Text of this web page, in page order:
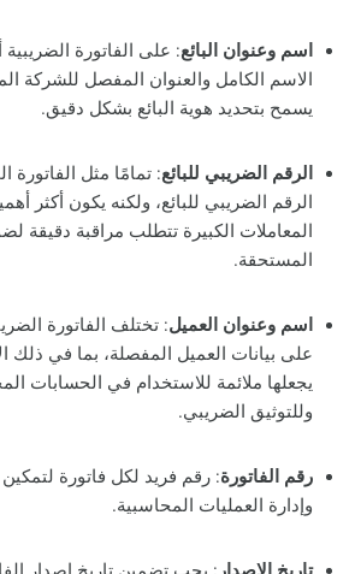
اسم وعنوان البائع: على الفاتورة
الاسم الكامل والعنوان المفصل للشركة
يسمح بتحديد هوية البائع بشكل دقيق.
الرقم الضريبي للبائع: تمامًا مثل
الرقم الضريبي للبائع، ولكنه يكون أكثر
المعاملات الكبيرة تتطلب مراقبة دقيقة
المستحقة.
اسم وعنوان العميل: تختلف الفاتورة
على بيانات العميل المفصلة، بما في ذلك
يجعلها ملائمة للاستخدام في الحسابات
وللتوثيق الضريبي.
رقم الفاتورة: رقم فريد لكل فاتورة لتمكين
وإدارة العمليات المحاسبية.